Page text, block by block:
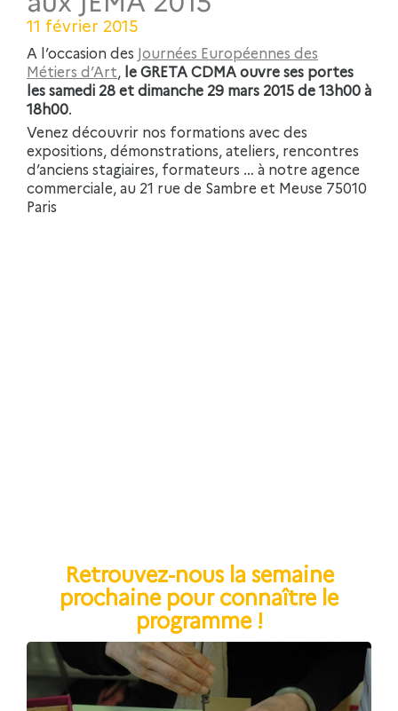
11 février 2015
A l’occasion des Journées Européennes des
Métiers d’Art, le GRETA CDMA ouvre ses portes
les samedi 28 et dimanche 29 mars 2015 de 13h00 à
18h00.
Venez découvrir nos formations avec des
expositions, démonstrations, ateliers, rencontres
d’anciens stagiaires, formateurs … à notre agence
commerciale, au 21 rue de Sambre et Meuse 75010
Paris
Retrouvez-nous la semaine
prochaine pour connaître le
programme !